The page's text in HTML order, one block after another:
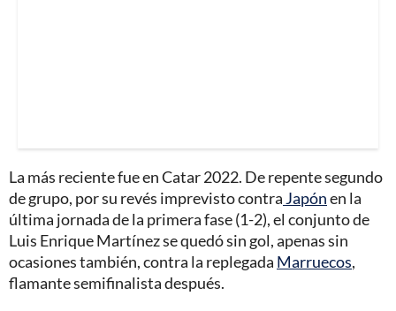
La más reciente fue en Catar 2022. De repente segundo
de grupo, por su revés imprevisto contra Japónen la
última jornada de la primera fase (1-2), el conjunto de
Luis Enrique Martínez se quedó sin gol, apenas sin
ocasiones también, contra la replegada Marruecos,
flamante semifinalista después.